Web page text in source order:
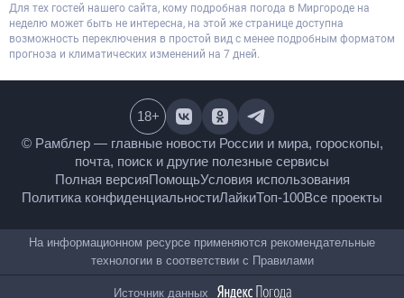
Для тех гостей нашего сайта, кому подробная погода в Миргороде на
неделю может быть не интересна, на этой же странице доступна
возможность переключения в простой вид с менее подробным форматом
прогноза и климатических изменений на 7 дней.
© Рамблер — главные новости России и мира,
гороскопы, почта, поиск и другие полезные сервисы
Полная версияПомощьУсловия использования
Политика конфиденциальностиЛайкиТоп-100
18+
На информационном ресурсе применяются
рекомендательные технологии в соответствии сПравилами